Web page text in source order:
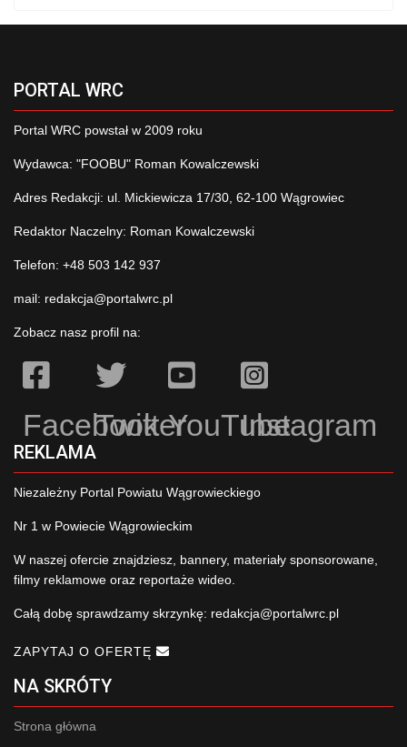
PORTAL WRC
Portal WRC powstał w 2009 roku
Wydawca: "FOOBU" Roman Kowalczewski
Adres Redakcji: ul. Mickiewicza 17/30, 62-100 Wągrowiec
Redaktor Naczelny: Roman Kowalczewski
Telefon: +48 503 142 937
mail: redakcja@portalwrc.pl
Zobacz nasz profil na:
Facebook
TwitterYouTubeInstagram
REKLAMA
Niezależny Portal Powiatu Wągrowieckiego
Nr 1 w Powiecie Wągrowieckim
W naszej ofercie znajdziesz, bannery, materiały sponsorowane,
filmy reklamowe oraz reportaże wideo.
Całą dobę sprawdzamy skrzynkę: redakcja@portalwrc.pl
ZAPYTAJ O OFERTĘ
NA SKRÓTY
Strona główna